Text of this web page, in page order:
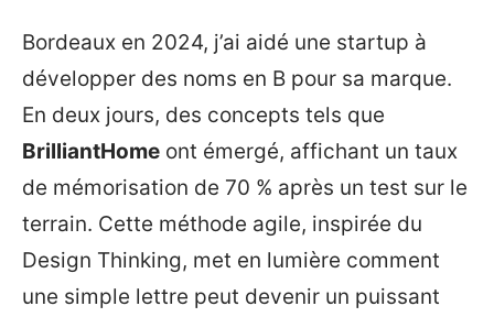
Bordeaux en 2024, j’ai aidé une startup à
développer des noms en B pour sa marque.
En deux jours, des concepts tels que
BrilliantHome ont émergé, affichant un taux
de mémorisation de 70 % après un test sur le
terrain. Cette méthode agile, inspirée du
Design Thinking, met en lumière comment
une simple lettre peut devenir un puissant